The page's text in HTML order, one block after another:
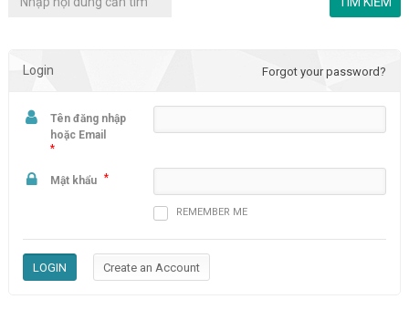
Login Forgot your password?
Tên đăng nhập
hoặc Email
*
Mật khẩu *
REMEMBER ME